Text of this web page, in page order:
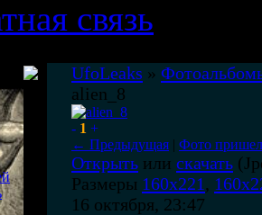
связь
UfoLeaks »
alien_8
- 1 +
← Предыдущая | Фото
Открыть или скачать
Размеры 160x221 ,
16 октября, 23:47